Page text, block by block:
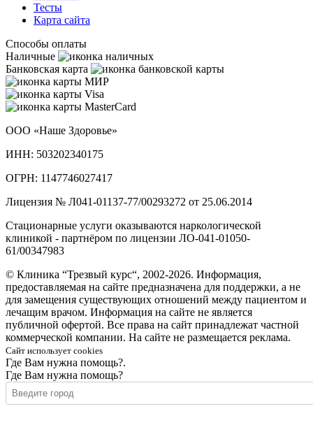
Тесты
Карта сайта
Способы оплаты
Наличные
Банковская карта
ООО «Наше Здоровье»
ИНН: 503202340175
ОГРН: 1147746027417
Лицензия № Л041-01137-77/00293272 от 25.06.2014
Стационарные услуги оказываются наркологической
клиникой - партнёром по лицензии ЛО-041-01050-
61/00347983
© Клиника “Трезвый курс“, 2002-2026. Информация,
предоставляемая на сайте предназначена для поддержки, а не
для замещения существующих отношений между пациентом и
лечащим врачом. Информация на сайте не является
публичной офертой. Все права на сайт принадлежат частной
коммерческой компании. На сайте не размещается реклама.
Сайт использует cookies
Где Вам нужна помощь?.
Где Вам нужна помощь?